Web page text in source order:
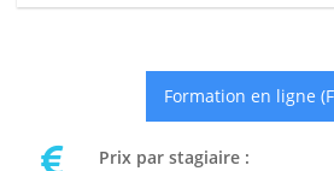
Formation en ligne
Prix par stagiaire :